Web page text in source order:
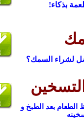
بذكاء!
لشراء السمك؟
بعد الطبخ و